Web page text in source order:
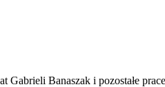
Banaszak i pozostałe